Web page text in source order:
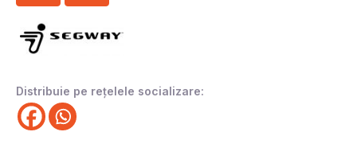
Distribuie pe rețelele socializare: